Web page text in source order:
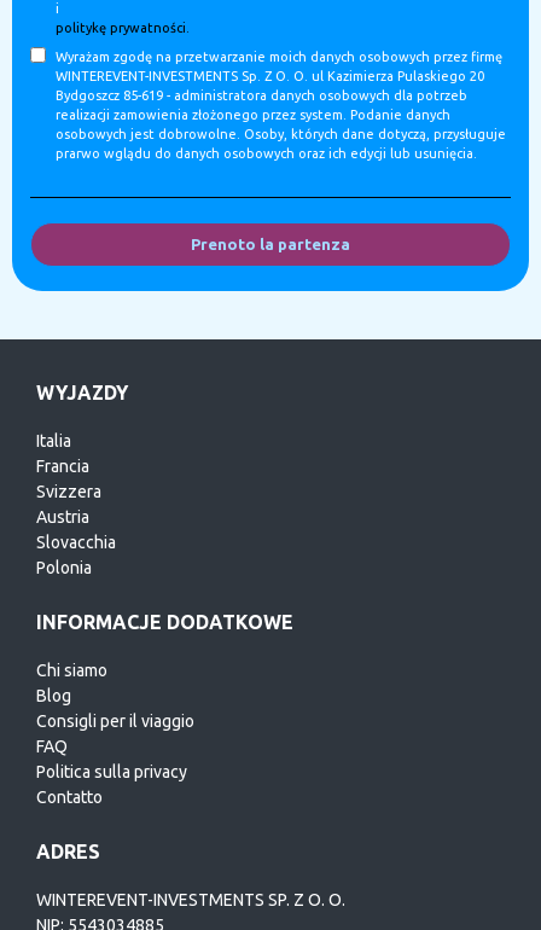
i
politykę prywatności.
Wyrażam zgodę na przetwarzanie moich danych osobowych przez firmę
WINTEREVENT-INVESTMENTS Sp. Z O. O. ul Kazimierza Pulaskiego 20
Bydgoszcz 85-619 - administratora danych osobowych dla potrzeb
realizacji zamowienia złożonego przez system. Podanie danych
osobowych jest dobrowolne. Osoby, których dane dotyczą, przysługuje
prarwo wglądu do danych osobowych oraz ich edycji lub usunięcia.
Prenoto la partenza
WYJAZDY
Italia
Francia
Svizzera
Austria
Slovacchia
Polonia
INFORMACJE DODATKOWE
Chi siamo
Blog
Consigli per il viaggio
FAQ
Politica sulla privacy
Contatto
ADRES
WINTEREVENT-INVESTMENTS SP. Z O. O.
NIP: 5543034885